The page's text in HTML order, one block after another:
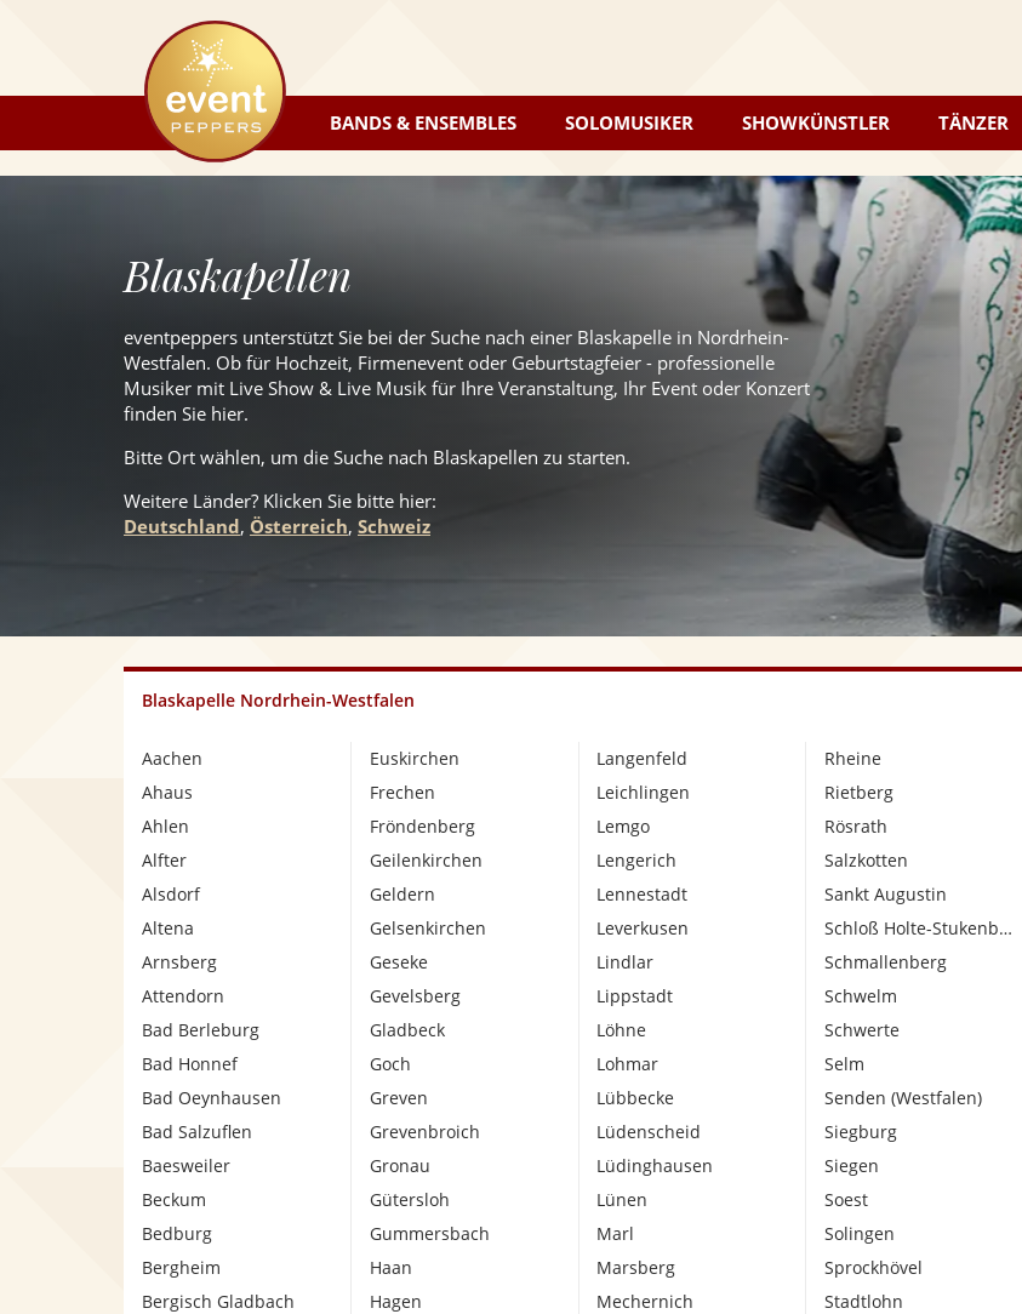
eventpeppers
BANDS & ENSEMBLES SOLOMUSIKER SHOWKÜNSTLER TÄNZER
Blaskapellen
eventpeppers unterstützt Sie bei der Suche nach einer Blaskapelle in Nordrhein-
Westfalen. Ob für Hochzeit, Firmenevent oder Geburtstagfeier - professionelle
Musiker mit Live Show & Live Musik für Ihre Veranstaltung, Ihr Event oder Konzert
finden Sie hier.
Bitte Ort wählen, um die Suche nach Blaskapellen zu starten.
Weitere Länder? Klicken Sie bitte hier:
Deutschland, Österreich, Schweiz
Blaskapelle Nordrhein-Westfalen
Aachen
Ahaus
Ahlen
Alfter
Alsdorf
Altena
Arnsberg
Attendorn
Bad Berleburg
Bad Honnef
Bad Oeynhausen
Bad Salzuflen
Baesweiler
Beckum
Bedburg
Bergheim
Bergisch Gladbach
Euskirchen
Frechen
Fröndenberg
Geilenkirchen
Geldern
Gelsenkirchen
Geseke
Gevelsberg
Gladbeck
Goch
Greven
Grevenbroich
Gronau
Gütersloh
Gummersbach
Haan
Hagen
Langenfeld
Leichlingen
Lemgo
Lengerich
Lennestadt
Leverkusen
Lindlar
Lippstadt
Löhne
Lohmar
Lübbecke
Lüdenscheid
Lüdinghausen
Lünen
Marl
Marsberg
Mechernich
Rheine
Rietberg
Rösrath
Salzkotten
Sankt Augustin
Schloß Holte-Stukenbrock
Schmallenberg
Schwelm
Schwerte
Selm
Senden (Westfalen)
Siegburg
Siegen
Soest
Solingen
Sprockhövel
Stadtlohn